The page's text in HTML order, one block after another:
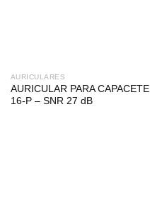
AURICULARES
AURICULAR PARA CAPACETE
16-P – SNR 27 dB